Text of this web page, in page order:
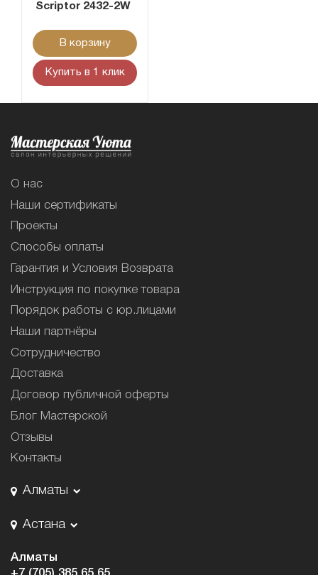
Scriptor 2432-2W
В корзину
Купить в 1 клик
О нас
Наши сертификаты
Проекты
Способы оплаты
Гарантия и Условия Возврата
Инструкция по покупке товара
Порядок работы с юр.лицами
Наши партнёры
Сотрудничество
Доставка
Договор публичной оферты
Блог Мастерской
Отзывы
Контакты
Алматы
Астана
Алматы